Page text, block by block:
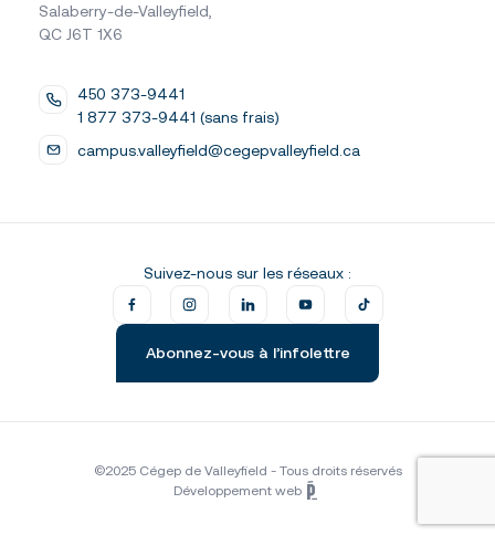
Salaberry-de-Valleyfield,
QC J6T 1X6
450 373-9441
1 877 373-9441 (sans frais)
campus.valleyfield@cegepvalleyfield.ca
Suivez-nous sur les réseaux :
Abonnez-vous à l’infolettre
©2025 Cégep de Valleyfield - Tous droits réservés
Développement web